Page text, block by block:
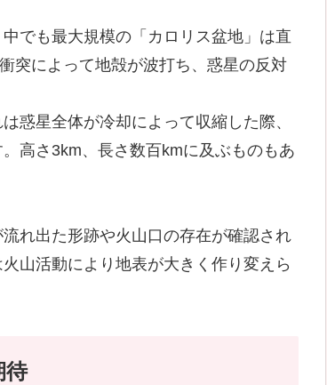
でも最大規模の「カロリス盆地」は直
突によって地殻が波打ち、惑星の反対
惑星全体が冷却によって収縮した際、
高さ3km、長さ数百kmに及ぶものもあ
れ出た形跡や火山口の存在が確認され
山活動により地表が大きく作り変えら
待